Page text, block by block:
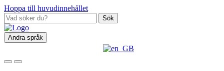
Hoppa till huvudinnehållet
Sök
Ändra språk